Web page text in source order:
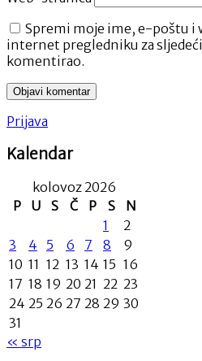
Spremi moje ime, e-poštu i
internet pregledniku za
komentirao.
Prijava
Kalendar
kolovoz 2026
P
U S Č P S
N
1
2
3
4 5 6 7 8
9
10 11 12 13 14 15 16
17 18 19 20 21 22 23
24 25 26 27 28 29 30
31
« srp